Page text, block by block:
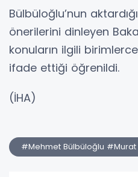
Bülbüloğlu’nun
önerilerini dinleyen
konuların ilgili
ifade ettiği öğrenildi.
(İHA)
#Mehmet Bülbüloğlu